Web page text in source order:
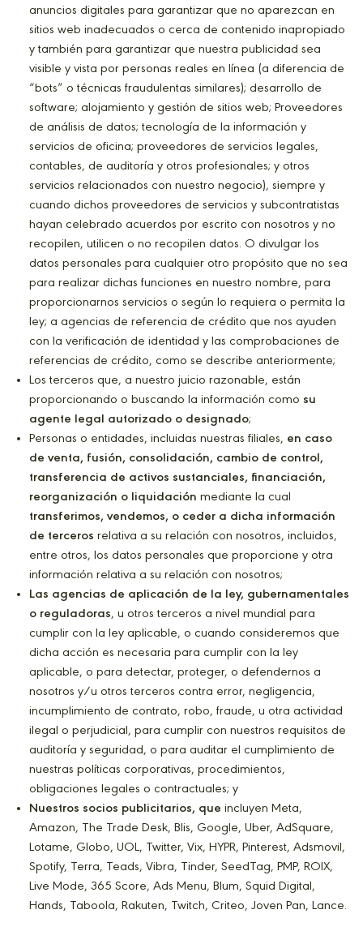
anuncios digitales para garantizar que no aparezcan en
sitios web inadecuados o cerca de contenido inapropiado
y también para garantizar que nuestra publicidad sea
visible y vista por personas reales en línea (a diferencia de
“bots” o técnicas fraudulentas similares); desarrollo de
software; alojamiento y gestión de sitios web; Proveedores
de análisis de datos; tecnología de la información y
servicios de oficina; proveedores de servicios legales,
contables, de auditoría y otros profesionales; y otros
servicios relacionados con nuestro negocio), siempre y
cuando dichos proveedores de servicios y subcontratistas
hayan celebrado acuerdos por escrito con nosotros y no
recopilen, utilicen o no recopilen datos. O divulgar los
datos personales para cualquier otro propósito que no sea
para realizar dichas funciones en nuestro nombre, para
proporcionarnos servicios o según lo requiera o permita la
ley; a agencias de referencia de crédito que nos ayuden
con la verificación de identidad y las comprobaciones de
referencias de crédito, como se describe anteriormente;
Los terceros que, a nuestro juicio razonable, están
proporcionando o buscando la información como su
agente legal autorizado o designado;
Personas o entidades, incluidas nuestras filiales, en caso
de venta, fusión, consolidación, cambio de control,
transferencia de activos sustanciales, financiación,
reorganización o liquidación mediante la cual
transferimos, vendemos, o ceder a dicha información
de terceros relativa a su relación con nosotros, incluidos,
entre otros, los datos personales que proporcione y otra
información relativa a su relación con nosotros;
Las agencias de aplicación de la ley, gubernamentales
o reguladoras, u otros terceros a nivel mundial para
cumplir con la ley aplicable, o cuando consideremos que
dicha acción es necesaria para cumplir con la ley
aplicable, o para detectar, proteger, o defendernos a
nosotros y/u otros terceros contra error, negligencia,
incumplimiento de contrato, robo, fraude, u otra actividad
ilegal o perjudicial, para cumplir con nuestros requisitos de
auditoría y seguridad, o para auditar el cumplimiento de
nuestras políticas corporativas, procedimientos,
obligaciones legales o contractuales; y
Nuestros socios publicitarios, que incluyen Meta,
Amazon, The Trade Desk, Blis, Google, Uber, AdSquare,
Lotame, Globo, UOL, Twitter, Vix, HYPR, Pinterest, Adsmovil,
Spotify, Terra, Teads, Vibra, Tinder, SeedTag, PMP, ROIX,
Live Mode, 365 Score, Ads Menu, Blum, Squid Digital,
Hands, Taboola, Rakuten, Twitch, Criteo, Joven Pan, Lance.